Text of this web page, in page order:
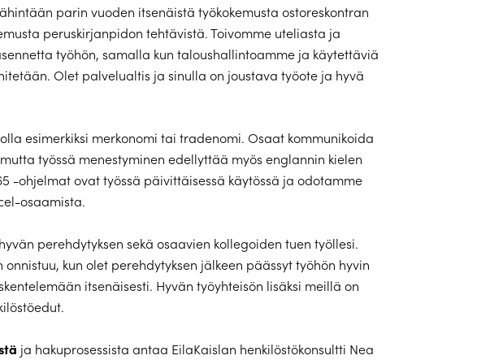
parin vuoden itsenäistä työkokemusta ostoreskontran
peruskirjanpidon tehtävistä. Toivomme uteliasta ja
työhön, samalla kun taloushallintoamme ja käytettäviä
Olet palvelualtis ja sinulla on joustava työote ja hyvä
esimerkiksi merkonomi tai tradenomi. Osaat kommunikoida
työssä menestyminen edellyttää myös englannin kielen
-ohjelmat ovat työssä päivittäisessä käytössä ja odotamme
osaamista.
hyvän perehdytyksen sekä osaavien kollegoiden tuen työllesi.
kun olet perehdytyksen jälkeen päässyt työhön hyvin
itsenäisesti. Hyvän työyhteisön lisäksi meillä on
ja hakuprosessista antaa EilaKaislan henkilöstökonsultti Nea